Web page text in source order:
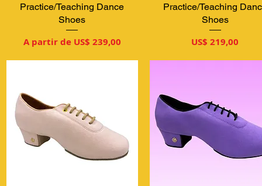
Practice/Teaching Dance
Shoes
A partir de US$ 239,00
Preço promocional
Practice/Teaching
Shoes
Preço
US$ 219,00